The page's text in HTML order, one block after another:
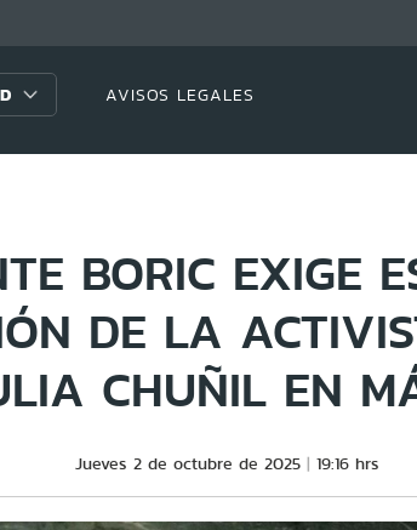
AVISOS LEGALES
BORIC EXIGE
DE LA
CHUÑIL EN
Jueves 2 de octubre de 2025 19:16 hrs